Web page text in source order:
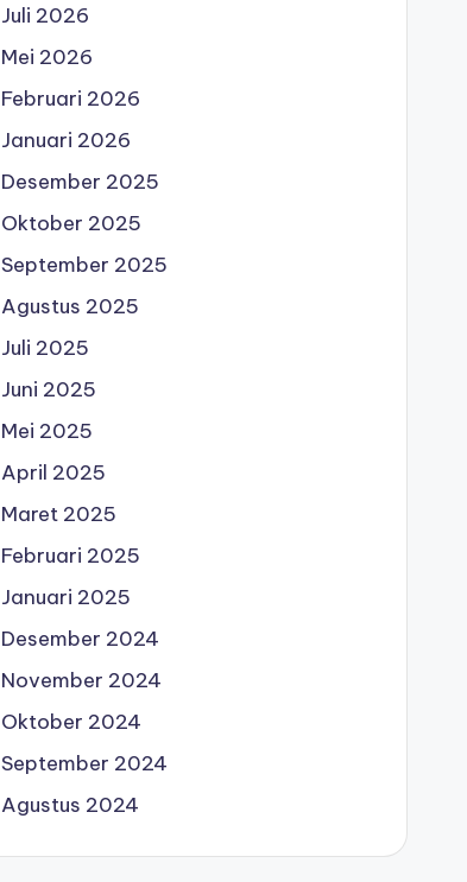
Juli 2026
Mei 2026
Februari 2026
Januari 2026
Desember 2025
Oktober 2025
September 2025
Agustus 2025
Juli 2025
Juni 2025
Mei 2025
April 2025
Maret 2025
Februari 2025
Januari 2025
Desember 2024
November 2024
Oktober 2024
September 2024
Agustus 2024